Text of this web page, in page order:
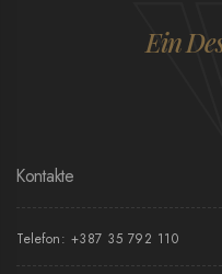
Ein
Kontakte
Telefon: +387 35 792 110